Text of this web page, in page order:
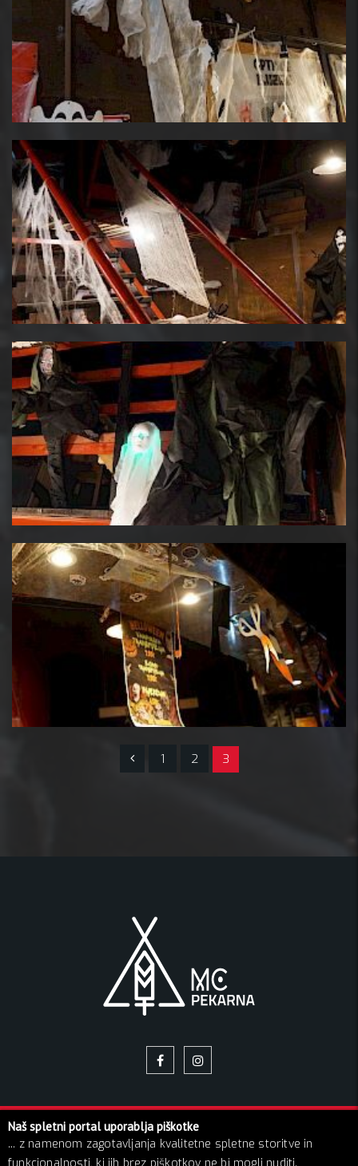
1 2 3
© 2026 Pekarna | Vse pravice pridržane!
O NAS
NAPOVEDNIK GALERIJA SLIK BLOG KONTAKT
Naš spletni portal uporablja piškotke
... z namenom zagotavljanja kvalitetne spletne storitve in